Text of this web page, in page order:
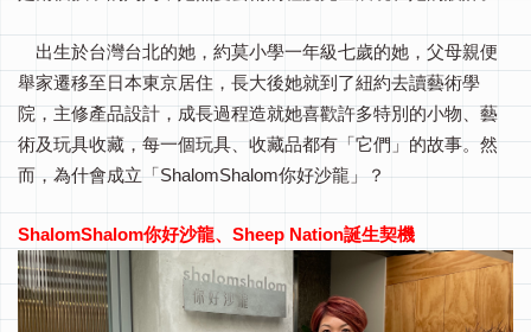
出生於台灣台北的她，約莫小學一年級七歲的她，父母親便
舉家遷移至日本東京居住，長大後她就到了紐約去讀藝術學
院，主修產品設計，成長過程造就她喜歡許多特別的小物、藝
術及玩具收藏，每一個玩具、收藏品都有「它們」的故事。然
而，為什會成立「ShalomShalom你好沙龍」？
ShalomShalom你好沙龍、Sheep Nation誕生契機